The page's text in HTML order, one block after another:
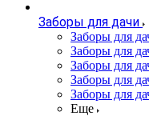
Заборы для дачи
Заборы для
Заборы для
Заборы для
Заборы для
Заборы для
Еще